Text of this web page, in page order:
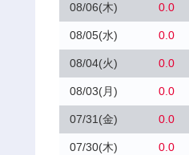
08/06(木) 0.0
08/05(水) 0.0
08/04(火) 0.0
08/03(月) 0.0
07/31(金) 0.0
07/30(木) 0.0